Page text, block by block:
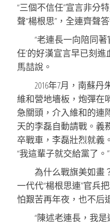
“三個不信任”宣言非分
聲“楊根思”，全連齊聲
“老連長一向陪同
任’的好漢宣言早已刻
馬喆說。
2016年7月，南蘇
維和營地墻板，炮彈在
急關頭，介入維和的連
天的李磊自動請戰。義
卒戰車，李磊壯烈就義
“我這輩子就交給黨了。”
為什么戰旗美如畫
一代代“楊根思連”官兵
怕艱苦再年夜，也不后
“陳述老連長，我是